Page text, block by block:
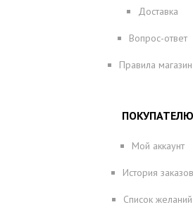
Доставка
Вопрос-ответ
Правила
ПОКУПАТЕЛЮ
Мой аккаунт
История заказов
Список желаний